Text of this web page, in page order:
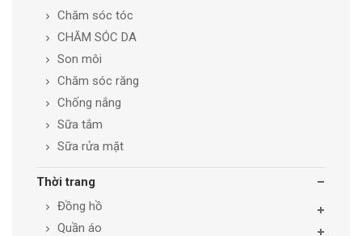
Chăm sóc tóc
CHĂM SÓC DA
Son môi
Chăm sóc răng
Chống nắng
Sữa tắm
Sữa rửa mặt
Thời trang
Đồng hồ
Quần áo